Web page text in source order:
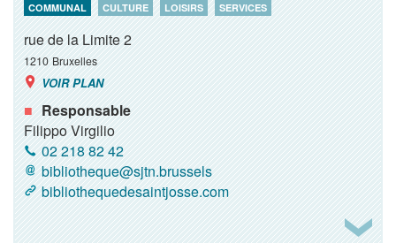
COMMUNAL CULTURE LOISIRS SERVICES
rue de la Limite 2
1210 Bruxelles
VOIR PLAN
Responsable
Filippo Virgilio
02 218 82 42
bibliotheque@sjtn.brussels
bibliothequedesaintjosse.com